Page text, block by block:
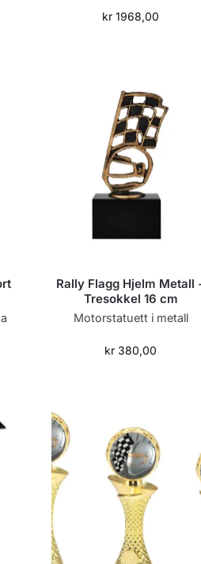
kr 1968,00
Rally Flagg Hjelm Metall
Tresokkel 16 cm
Motorstatuett i metall
kr 380,00